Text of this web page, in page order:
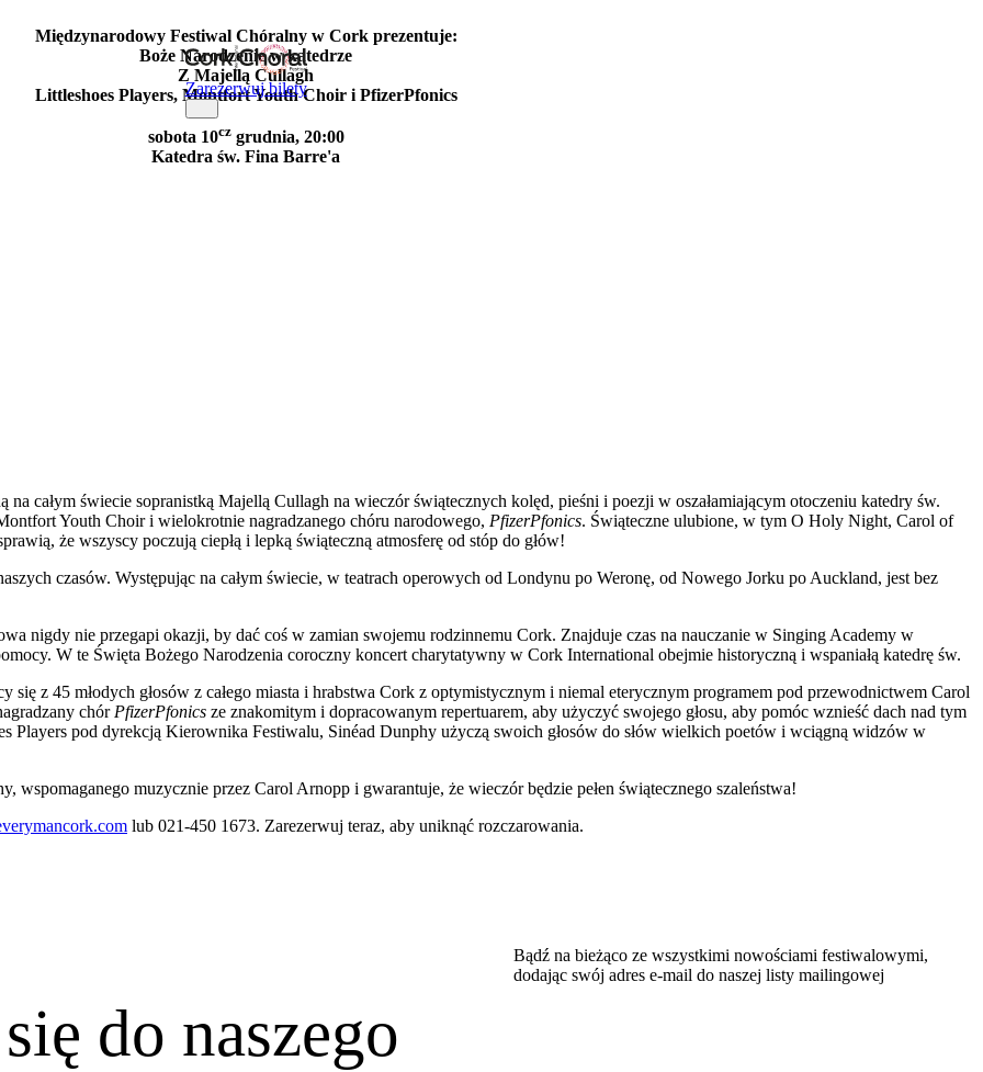
Zarezerwuj bilety
Międzynarodowy Festiwal Chóralny w Cork prezentuje:
Boże Narodzenie w katedrze
Z Majellą Cullagh
Littleshoes Players, Montfort Youth Choir i PfizerPfonics
sobota 10czgrudnia, 20:00
Katedra św. Fina Barre'a
całym świecie sopranistką Majellą Cullagh na wieczór świątecznych kolęd, pieśni i poezji w oszałamiającym otoczeniu katedry św.
Youth Choir i wielokrotnie nagradzanego chóru narodowego, PfizerPfonics. Świąteczne ulubione, w tym O Holy Night, Carol of
że wszyscy poczują ciepłą i lepką świąteczną atmosferę od stóp do głów!
czasów. Występując na całym świecie, w teatrach operowych od Londynu po Weronę, od Nowego Jorku po Auckland, jest bez
nigdy nie przegapi okazji, by dać coś w zamian swojemu rodzinnemu Cork. Znajduje czas na nauczanie w Singing Academy w
W te Święta Bożego Narodzenia coroczny koncert charytatywny w Cork International obejmie historyczną i wspaniałą katedrę św.
z 45 młodych głosów z całego miasta i hrabstwa Cork z optymistycznym i niemal eterycznym programem pod przewodnictwem Carol
chór PfizerPfonics ze znakomitym i dopracowanym repertuarem, aby użyczyć swojego głosu, aby pomóc wznieść dach nad tym
Players pod dyrekcją Kierownika Festiwalu, Sinéad Dunphy użyczą swoich głosów do słów wielkich poetów i wciągną widzów w
muzycznie przez Carol Arnopp i gwarantuje, że wieczór będzie pełen świątecznego szaleństwa!
lub 021-450 1673. Zarezerwuj teraz, aby uniknąć rozczarowania.
do naszego
Bądź na bieżąco ze wszystkimi nowościami festiwalowymi,
dodając swój adres e-mail do naszej listy mailingowej